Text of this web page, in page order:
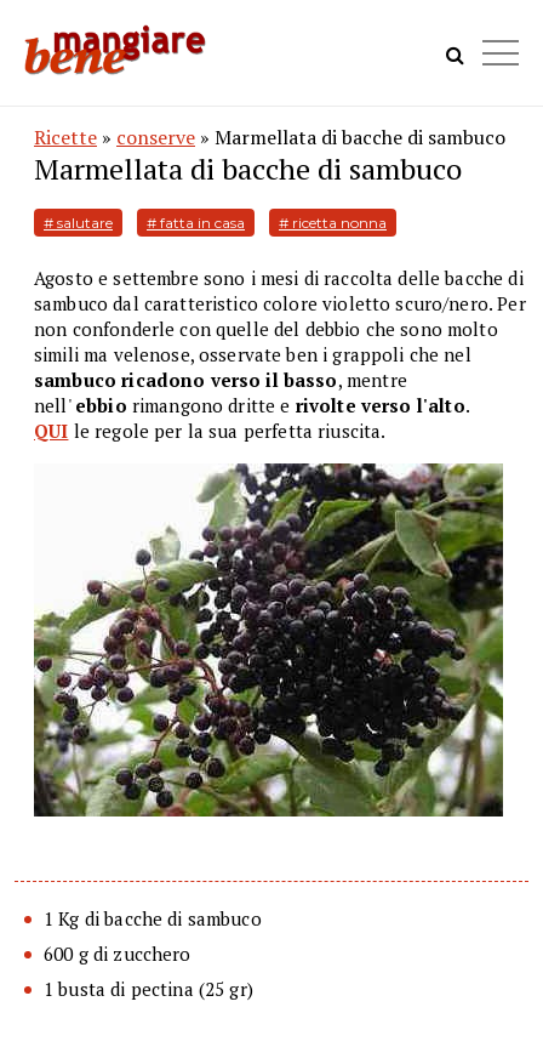
Ricette » conserve » Marmellata di bacche di sambuco
Marmellata di bacche di sambuco
# salutare # fatta in casa # ricetta nonna
Agosto e settembre sono i mesi di raccolta delle bacche di
sambuco dal caratteristico colore violetto scuro/nero. Per
non confonderle con quelle del debbio che sono molto
simili ma velenose, osservate ben i grappoli che nel
sambuco ricadono verso il basso, mentre
nell' ebbio rimangono dritte e rivolte verso l'alto.
QUI le regole per la sua perfetta riuscita.
1 Kg di bacche di sambuco
600 g di zucchero
1 busta di pectina (25 gr)